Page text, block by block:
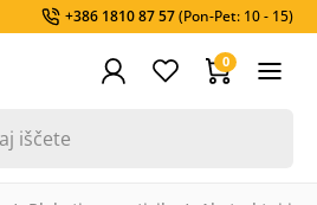
+386 1810 87 57(Pon-Pet: 10 - 15)
0